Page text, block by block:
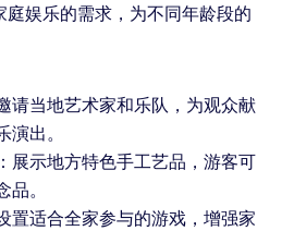
娱乐的需求，为不同年龄段的
请当地艺术家和乐队，为观众献
演出。
展示地方特色手工艺品，游客可
品。
置适合全家参与的游戏，增强家